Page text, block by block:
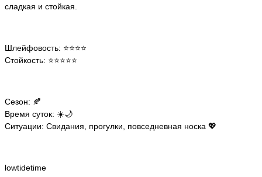
сладкая и стойкая.
Шлейфовость: ⭐️⭐️⭐️⭐️
Стойкость: ⭐️⭐️⭐️⭐️⭐️
Сезон: 🍂
Время суток: ☀️🌙
Ситуации: Свидания, прогулки, повседневная носка 💖
lowtidetime